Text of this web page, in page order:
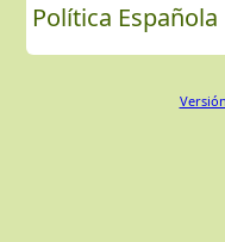
Política Española